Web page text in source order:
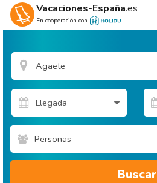
Vacaciones-España.es
En cooperación con
Personas
Buscar